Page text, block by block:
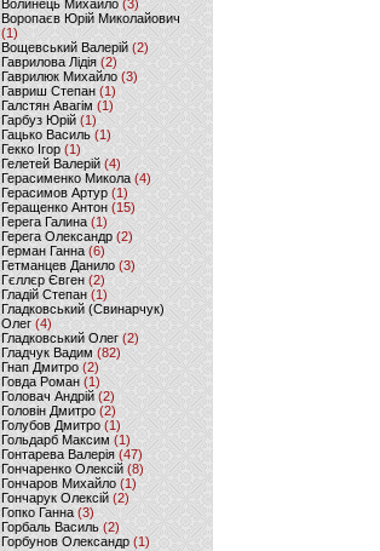
Волинець Михайло (3)
Воропаєв Юрій Миколайович
(1)
Вощевський Валерій(2)
Гаврилова Лідія (2)
Гаврилюк Михайло (3)
Гавриш Степан (1)
Галстян Авагім (1)
Гарбуз Юрій (1)
Гацько Василь (1)
Гекко Ігор(1)
Гелетей Валерій (4)
Герасименко Микола (4)
Герасимов Артур (1)
Геращенко Антон(15)
Герега Галина (1)
Герега Олександр (2)
Герман Ганна (6)
Гетманцев Данило (3)
Гєллєр Євген (2)
Гладій Степан(1)
Гладковський (Свинарчук)
Олег (4)
Гладковський Олег (2)
Гладчук Вадим (82)
Гнап Дмитро (2)
Говда Роман(1)
Головач Андрій (2)
Головін Дмитро (2)
Голубов Дмитро (1)
Гольдарб Максим(1)
Гонтарева Валерія (47)
Гончаренко Олексій(8)
Гончаров Михайло (1)
Гончарук Олексій (2)
Гопко Ганна (3)
Горбаль Василь (2)
Горбунов Олександр (1)